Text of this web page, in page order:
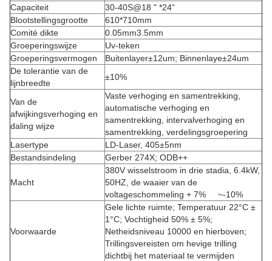
Capaciteit
30-40S@18 " *24“
Blootstellingsgrootte
610*710mm
Comité dikte
0.05mm3.5mm
Groeperingswijze
Uv-teken
Groeperingsvermogen
Buitenlayer±12um; Binnenlaye±24um
De tolerantie van de
lijnbreedte
±10%
Van de
afwijkingsverhoging en
daling wijze
Vaste verhoging en samentrekking,
automatische verhoging en
samentrekking, intervalverhoging en
samentrekking, verdelingsgroepering
Lasertype
LD-Laser, 405±5nm
Bestandsindeling
Gerber 274X; ODB++
Macht
380V wisselstroom in drie stadia, 6.4kW,
50HZ, de waaier van de
voltageschommeling + 7% ~-10%
Voorwaarde
Gele lichte ruimte; Temperatuur 22°C ±
1°C; Vochtigheid 50% ± 5%;
Netheidsniveau 10000 en hierboven;
Trillingsvereisten om hevige trilling
dichtbij het materiaal te vermijden